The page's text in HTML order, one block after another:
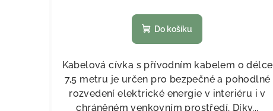
Do košíku
Kabelová cívka s přívodním kabelem o délce
7,5 metru je určen pro bezpečné a pohodlné
rozvedení elektrické energie v interiéru i v
chráněném venkovním prostředí. Díky...